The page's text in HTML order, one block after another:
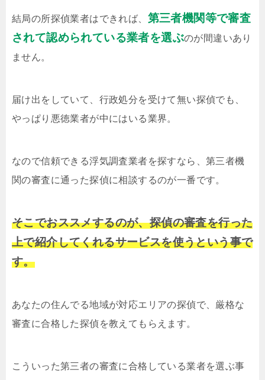
結局の所探偵業者はできれば、 第三者機関等で審査
されて認められている業者を選ぶのが間違いあり
ません。
届け出をしていて、行政処分を受けて無い探偵でも、
やっぱり悪徳業者が中にはいる業界。
なので信頼できる浮気調査業者を探すなら、第三者機
関の審査に通った探偵に相談するのが一番です。
そこでおススメするのが、探偵の審査を行った
上で紹介してくれるサービスを使うという事で
す。
あなたの住んでる地域が対応エリアの探偵で、厳格な
審査に合格した探偵を教えてもらえます。
こういった第三者の審査に合格している業者を選ぶ事